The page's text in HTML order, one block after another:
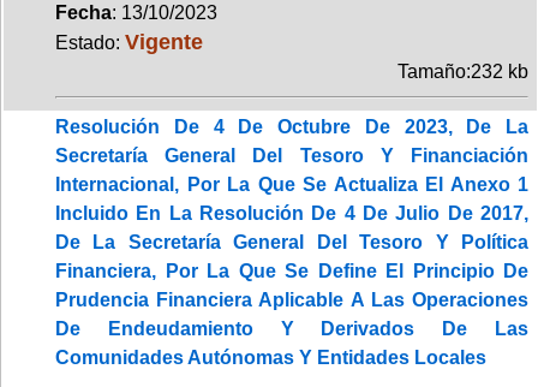
Fecha: 13/10/2023
Estado: Vigente
Tamaño:232 kb
Resolución De 4 De Octubre De 2023, De La
Secretaría General Del Tesoro Y Financiación
Internacional, Por La Que Se Actualiza El Anexo 1
Incluido En La Resolución De 4 De Julio De 2017,
De La Secretaría General Del Tesoro Y Política
Financiera, Por La Que Se Define El Principio De
Prudencia Financiera Aplicable A Las Operaciones
De Endeudamiento Y Derivados De Las
Comunidades Autónomas Y Entidades Locales